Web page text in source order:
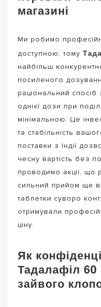
магазині
Ми робимо
доступною, тому
найбільш
посиленого
раціональний спосіб
однієї дози при
мінімальною. Це
та стабільність
поставки з Індії
чесну вартість без
проводимо акції, що
сильний прийом ще
таблетки суворо
отримували
ціну.
Як
Тадалафіл
зайвого